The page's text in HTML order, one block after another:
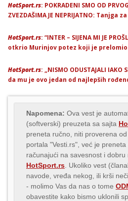
HotSport.rs: POKRADENI SMO OD
ZVEZDAŠIMA JE NEPRIJATNO: Tanjga
HotSport.rs: “INTER – SIJENA MI JE
otkrio Murinjov potez koji je prelomio
HotSport.rs: „NISMO ODUSTAJALI
da mu je ovo jedan od najlepših
Napomena: Ova vest je
(softverski) preuzeta sa sajta
preneta ručno, niti proverena
portala "Vesti.rs", već je preneta
računajući na savesnost i dobru
HotSport.rs . Ukoliko vest
navode, vređa nekog, ili krši
- molimo Vas da nas o tome
obavestite kako bismo uklonili